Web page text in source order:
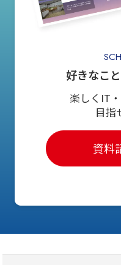
好きなこ
楽しくIT
目指
資料